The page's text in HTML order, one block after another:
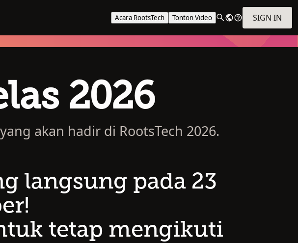
Acara RootsTech Tonton Video SIGN IN
2026
akan hadir di RootsTech 2026.
langsung pada 23
tetap mengikuti